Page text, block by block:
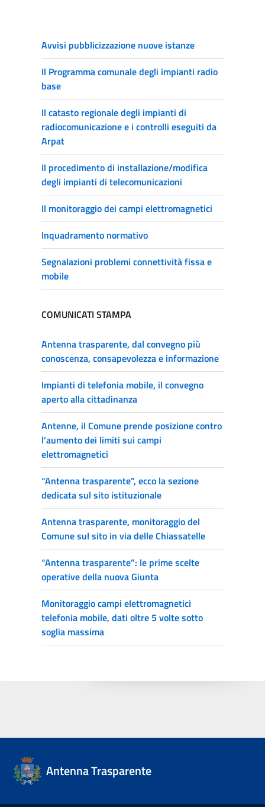
Avvisi pubblicizzazione nuove istanze
Il Programma comunale degli impianti radio
base
Il catasto regionale degli impianti di
radiocomunicazione e i controlli eseguiti da
Arpat
Il procedimento di installazione/modifica
degli impianti di telecomunicazioni
Il monitoraggio dei campi elettromagnetici
Inquadramento normativo
Segnalazioni problemi connettività fissa e
mobile
COMUNICATI STAMPA
Antenna trasparente, dal convegno più
conoscenza, consapevolezza e informazione
Impianti di telefonia mobile, il convegno
aperto alla cittadinanza
Antenne, il Comune prende posizione contro
l’aumento dei limiti sui campi
elettromagnetici
“Antenna trasparente”, ecco la sezione
dedicata sul sito istituzionale
Antenna trasparente, monitoraggio del
Comune sul sito in via delle Chiassatelle
“Antenna trasparente”: le prime scelte
operative della nuova Giunta
Monitoraggio campi elettromagnetici
telefonia mobile, dati oltre 5 volte sotto
soglia massima
Antenna Trasparente